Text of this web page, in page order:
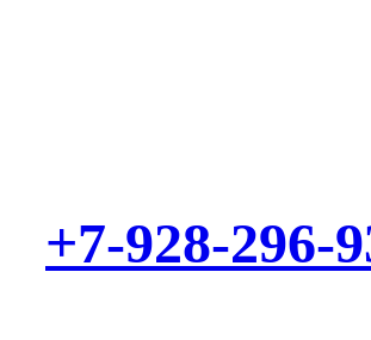
+7-928-296-